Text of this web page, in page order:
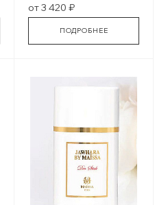
от 3 420 ₽
ПОДРОБНЕЕ